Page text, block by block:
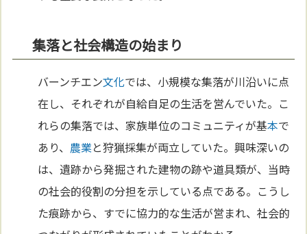
集落と社会構造の始まり
バーンチエン文化では、小規模な集落が川沿いに点
在し、それぞれが自給自足の生活を営んでいた。こ
れらの集落では、家族単位のコミュニティが基本で
あり、 農業と狩猟採集が両立していた。興味深いの
は、遺跡から発掘された建物の跡や道具類が、当時
の社会的役割の分担を示している点である。こうし
た痕跡から、すでに協力的な生活が営まれ、社会的